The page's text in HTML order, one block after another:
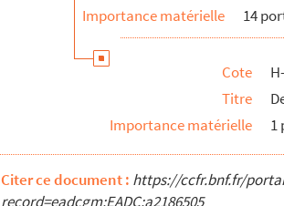
Importance matérielle
14
Cote
Titre
Importance matérielle
1
Citer ce document : https://ccfr.bnf.fr/
record=eadcgm:EADC:a2186505